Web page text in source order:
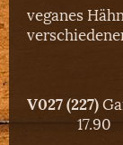
veganes
V027 (227)
17.90